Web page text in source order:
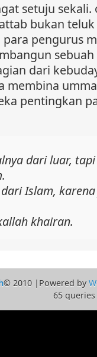
setuju sekali.
bukan teluk
pengurus
dari
membina
pentingkan
dari luar,
Islam,
khairan.
© 2010 |Powered by
65 queries